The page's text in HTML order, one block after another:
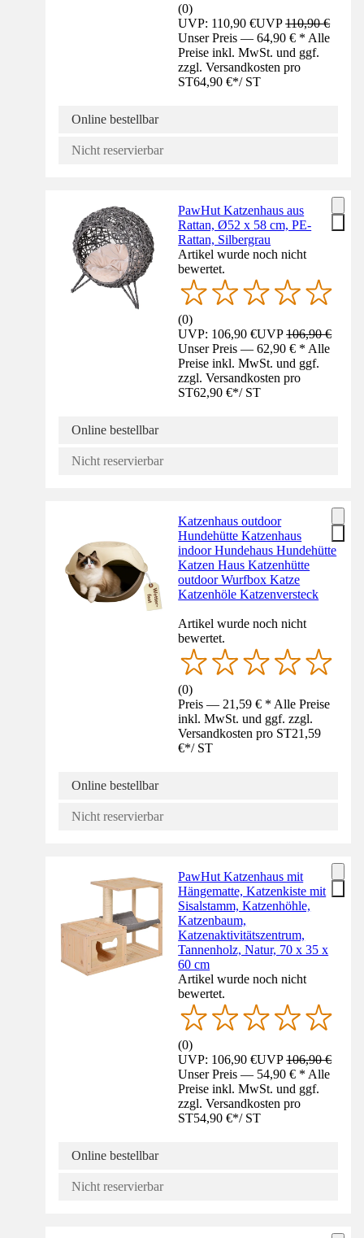
(0)
UVP: 110,90 €UVP110,90 €
Unser Preis — 64,90 € * Alle
Preise inkl. MwSt. und ggf.
zzgl. Versandkosten pro
ST64,90 €*/ ST
Online bestellbar
Nicht reservierbar
PawHut Katzenhaus aus
Rattan, Ø52 x 58 cm, PE-
Rattan, Silbergrau
Artikel wurde noch nicht
bewertet.
(0)
UVP: 106,90 €UVP106,90 €
Unser Preis — 62,90 € * Alle
Preise inkl. MwSt. und ggf.
zzgl. Versandkosten pro
ST62,90 €*/ ST
Online bestellbar
Nicht reservierbar
Katzenhaus outdoor
Hundehütte Katzenhaus
indoor Hundehaus Hundehütte
Katzen Haus Katzenhütte
outdoor Wurfbox Katze
Katzenhöle Katzenversteck
Artikel wurde noch nicht
bewertet.
(0)
Preis — 21,59 € * Alle Preise
inkl. MwSt. und ggf. zzgl.
Versandkosten pro ST21,59
€*/ ST
Online bestellbar
Nicht reservierbar
PawHut Katzenhaus mit
Hängematte, Katzenkiste mit
Sisalstamm, Katzenhöhle,
Katzenbaum,
Katzenaktivitätszentrum,
Tannenholz, Natur, 70 x 35 x
60 cm
Artikel wurde noch nicht
bewertet.
(0)
UVP: 106,90 €UVP106,90 €
Unser Preis — 54,90 € * Alle
Preise inkl. MwSt. und ggf.
zzgl. Versandkosten pro
ST54,90 €*/ ST
Online bestellbar
Nicht reservierbar